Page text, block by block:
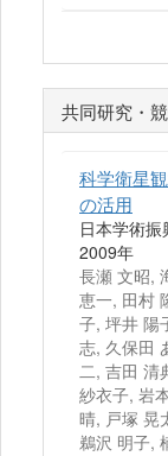
共同研究・
科学衛星
の活用
日本学術
2009年
長瀬 文昭,
恵一, 田村
子, 坪井 陽
志, 久保田
二, 吉田 清
紗衣子, 岩
晴, 戸塚 晃
鵜沢 明子,